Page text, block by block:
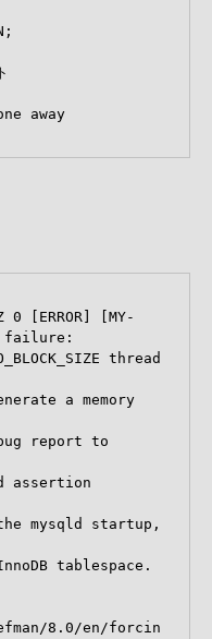
away
0 [ERROR] [MY-
failure:
thread
a memory
report to
assertion
mysqld startup,
tablespace.
8.0/en/forcin